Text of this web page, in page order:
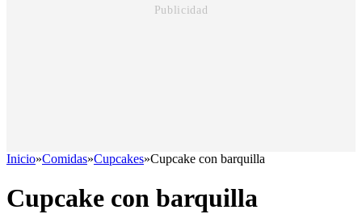
Inicio»Comidas»Cupcakes»Cupcake con barquilla
Cupcake con barquilla